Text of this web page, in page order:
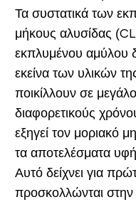
Τα συστατικά των
μήκους αλυσίδας
εκπλυμένου αμύλου
εκείνα των υλικών
ποικίλλουν σε
διαφορετικούς
εξηγεί τον μοριακό
τα αποτελέσματα
Αυτό δείχνει για
προσκολλώνται